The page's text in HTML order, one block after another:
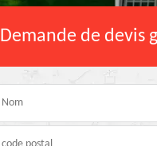
Demande de devis